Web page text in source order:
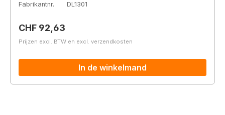
Fabrikantnr.
DL1301
Normale prijs:
CHF 92,63
Prijzen excl. BTW en excl. verzendkosten
In de winkelmand